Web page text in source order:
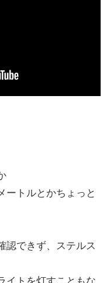
ートルとかちょっと
認できず、ステルス